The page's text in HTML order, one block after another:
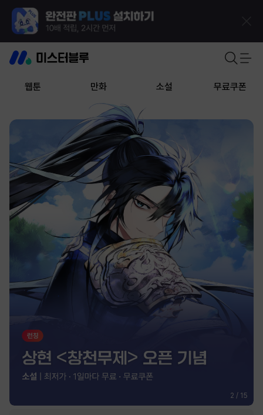
웹툰 만화 소설 무료쿠폰
2 / 15